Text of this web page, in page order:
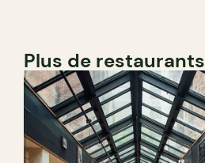
Plus de restaurants